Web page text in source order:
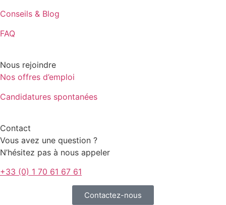
Conseils & Blog
FAQ
Nous rejoindre
Nos offres d’emploi
Candidatures spontanées
Contact
Vous avez une question ?
N’hésitez pas à nous appeler
+33 (0) 1 70 61 67 61
Contactez-nous